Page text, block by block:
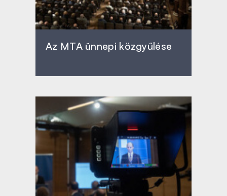
Az MTA ünnepi közgyűlése